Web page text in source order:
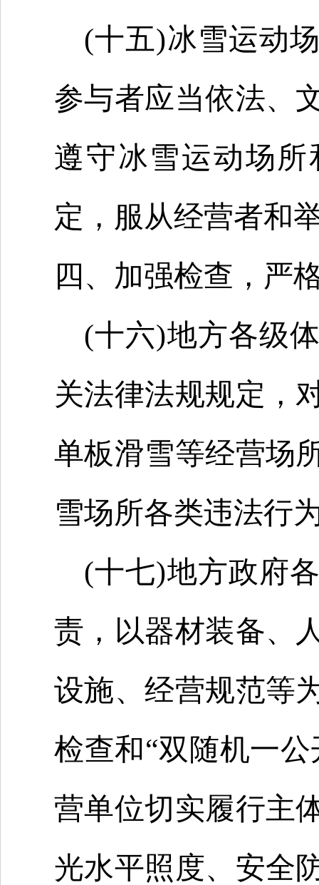
(十五)冰雪运动
参与者应当依法、
遵守冰雪运动场
定，服从经营者和
四、加强检查，严
(十六)地方各级
关法律法规规定，
单板滑雪等经营场
雪场所各类违法行
(十七)地方政府
责，以器材装备、
设施、经营规范等
检查和“双随机一
营单位切实履行主
光水平照度、安全